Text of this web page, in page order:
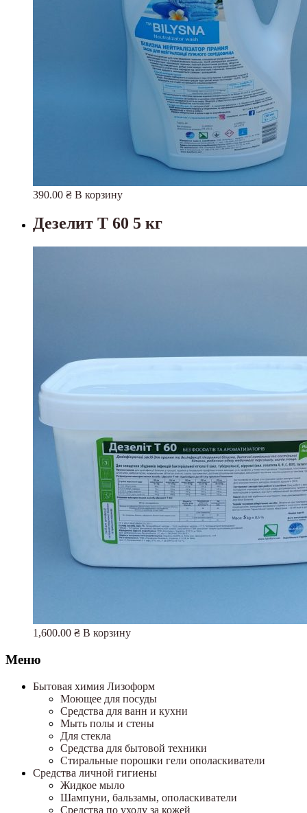
390.00 ₴ В корзину
Дезелит Т 60 5 кг
1,600.00 ₴ В корзину
Меню
Бытовая химия Лизоформ
Моющее для посуды
Средства для ванн и кухни
Мыть полы и стены
Для стекла
Средства для бытовой техники
Стиральные порошки гели ополаскиватели
Средства личной гигиены
Жидкое мыло
Шампуни, бальзамы, ополаскиватели
Средства по уходу за кожей